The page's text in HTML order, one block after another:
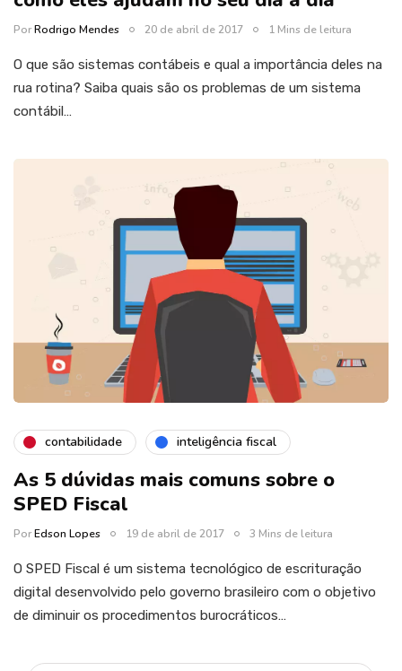
PorRodrigo Mendes 20 de abril de 2017 1 Mins de leitura
O que são sistemas contábeis e qual a importância deles na
rua rotina? Saiba quais são os problemas de um sistema
contábil…
contabilidade inteligência fiscal
As 5 dúvidas mais comuns sobre o
SPED Fiscal
PorEdson Lopes 19 de abril de 2017 3 Mins de leitura
O SPED Fiscal é um sistema tecnológico de escrituração
digital desenvolvido pelo governo brasileiro com o objetivo
de diminuir os procedimentos burocráticos…